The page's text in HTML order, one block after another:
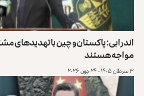
اندرابی: پاکستان و چین با تهدیدهای
مواجه هستند
۳ سرطان ۱۴۰۵ - ۲۴ جون ۲۰۲۶